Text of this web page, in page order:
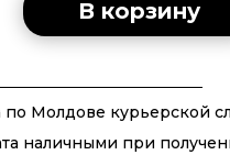
В корзину
по Молдове курьерской
наличными при